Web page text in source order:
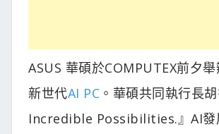
ASUS 華碩於COMPUTEX前夕
新世代AI PC 。華碩共同執行長
Incredible Possibilities.』AI發